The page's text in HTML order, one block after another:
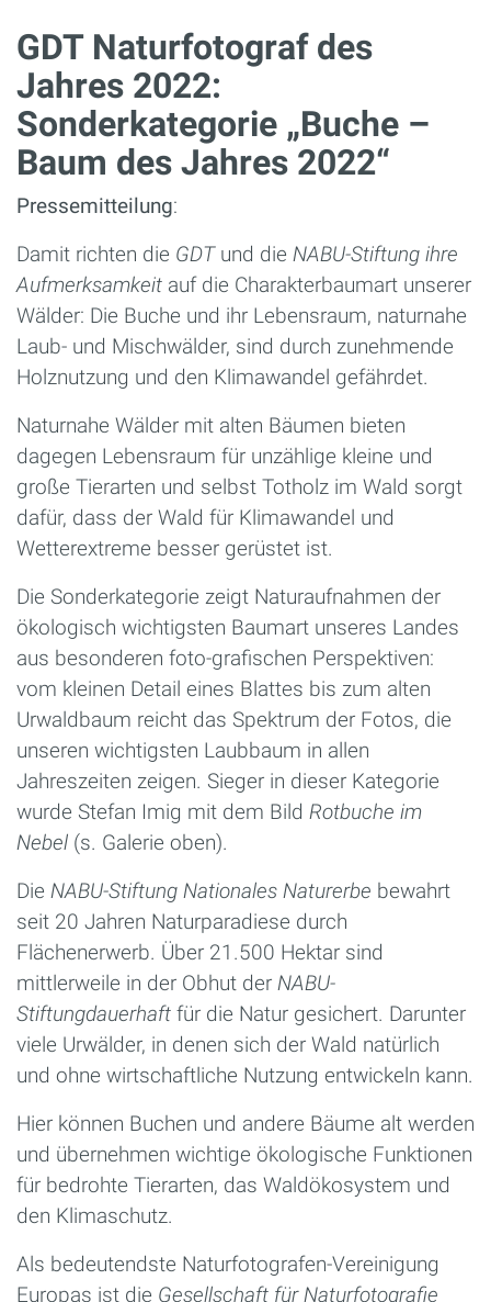
GDT Naturfotograf des
Jahres 2022:
Sonderkategorie „Buche –
Baum des Jahres 2022“
Pressemitteilung:
Damit richten die GDTund die NABU-Stiftung ihre
Aufmerksamkeit auf die Charakterbaumart unserer
Wälder: Die Buche und ihr Lebensraum, naturnahe
Laub- und Mischwälder, sind durch zunehmende
Holznutzung und den Klimawandel gefährdet.
Naturnahe Wälder mit alten Bäumen bieten
dagegen Lebensraum für unzählige kleine und
große Tierarten und selbst Totholz im Wald sorgt
dafür, dass der Wald für Klimawandel und
Wetterextreme besser gerüstet ist.
Die Sonderkategorie zeigt Naturaufnahmen der
ökologisch wichtigsten Baumart unseres Landes
aus besonderen foto-grafischen Perspektiven:
vom kleinen Detail eines Blattes bis zum alten
Urwaldbaum reicht das Spektrum der Fotos, die
unseren wichtigsten Laubbaum in allen
Jahreszeiten zeigen. Sieger in dieser Kategorie
wurde Stefan Imig mit dem Bild Rotbuche im
Nebel (s. Galerie oben).
Die NABU-Stiftung Nationales Naturerbe bewahrt
seit 20 Jahren Naturparadiese durch
Flächenerwerb. Über 21.500 Hektar sind
mittlerweile in der Obhut der NABU-
Stiftungdauerhaft für die Natur gesichert. Darunter
viele Urwälder, in denen sich der Wald natürlich
und ohne wirtschaftliche Nutzung entwickeln kann.
Hier können Buchen und andere Bäume alt werden
und übernehmen wichtige ökologische Funktionen
für bedrohte Tierarten, das Waldökosystem und
den Klimaschutz.
Als bedeutendste Naturfotografen-Vereinigung
Europas ist die Gesellschaft für Naturfotografie